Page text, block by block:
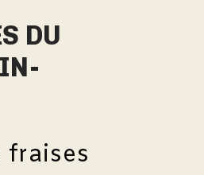
DU
fraises